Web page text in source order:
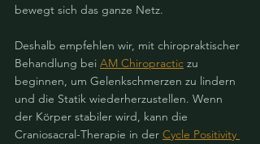
bewegt sich das ganze Netz.
Deshalb empfehlen wir, mit chiropraktischer
Behandlung bei AM Chiropractic zu
beginnen, um Gelenkschmerzen zu lindern
und die Statik wiederherzustellen. Wenn
der Körper stabiler wird, kann die
Craniosacral-Therapie in der Cycle Positivity